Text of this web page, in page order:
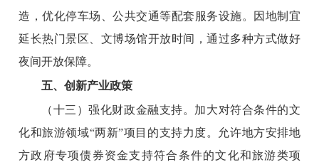
造，优化停车场、公共交通等配套服务设施。因地制宜
延长热门景区、文博场馆开放时间，通过多种方式做好
夜间开放保障。
五、创新产业政策
（十三）强化财政金融支持。 加大对符合条件的文
化和旅游领域“两新”项目的支持力度。允许地方安排地
方政府专项债券资金支持符合条件的文化和旅游类项